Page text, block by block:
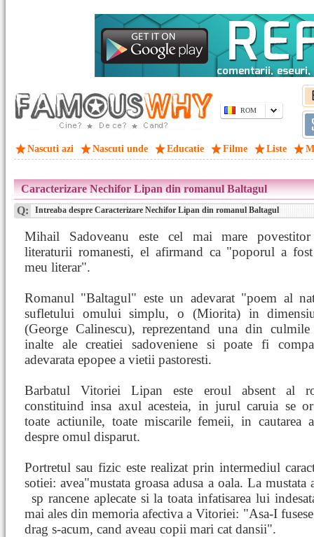
ROM
Nascuti azi Nascuti unde Educatie Filme Liste
Caracterizare Nechifor Lipan din romanul Baltagul
Q: Intreaba despre Caracterizare Nechifor Lipan din romanul Baltagul
Mihail Sadoveanu este cel mai mare
literaturii romanesti, el afirmand ca "poporul a
meu literar".
Romanul "Baltagul" este un adevarat "poem al
sufletului omului simplu, o (Miorita) in
(George Calinescu), reprezentand una din
inalte ale creatiei sadoveniene si poate fi
adevarata epopee a vietii pastoresti.
Barbatul Vitoriei Lipan este eroul absent al
constituind insa axul acesteia, in jurul caruia se
toate actiunile, toate miscarile femeii, in cautarea
despre omul disparut.
Portretul sau fizic este realizat prin intermediul
sotiei: avea"mustata groasa adusa a oala. La mustata
sp rancene aplecate si la toata infatisarea lui
mai ales din memoria afectiva a Vitoriei: "Asa-I
drag s-acum, cand aveau copii mari cat dansii".